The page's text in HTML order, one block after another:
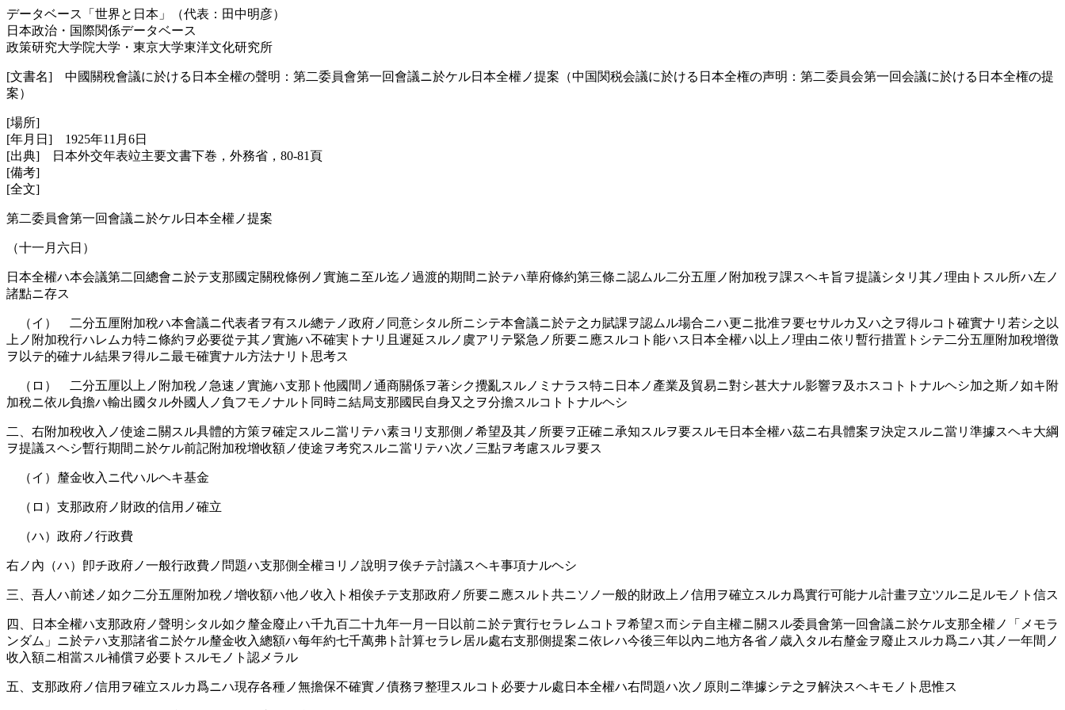
データベース「世界と日本」（代表：田中明彦）
日本政治・国際関係データベース
政策研究大学院大学・東京大学東洋文化研究所
[文書名] 中國關稅會議に於ける日本全權の聲明：第二委員會第一回會議ニ於ケル日本全權ノ提案（中国関税会議に於ける日本全権の声明：第二委員会第一回会議に於ける日本全権の提
案）
[場所]
[年月日] 1925年11月6日
[出典] 日本外交年表竝主要文書下巻，外務省，80-81頁
[備考]
[全文]
第二委員會第一回會議ニ於ケル日本全權ノ提案
（十一月六日）
日本全權ハ本会議第二回總會ニ於テ支那國定關稅條例ノ實施ニ至ル迄ノ過渡的期間ニ於テハ華府條約第三條ニ認ムル二分五厘ノ附加稅ヲ課スヘキ旨ヲ提議シタリ其ノ理由トスル所ハ左ノ
諸點ニ存ス
（イ） 二分五厘附加稅ハ本會議ニ代表者ヲ有スル總テノ政府ノ同意シタル所ニシテ本會議ニ於テ之カ賦課ヲ認ムル場合ニハ更ニ批准ヲ要セサルカ又ハ之ヲ得ルコト確實ナリ若シ之以
上ノ附加稅行ハレムカ特ニ條約ヲ必要從テ其ノ實施ハ不確実トナリ且遲延スルノ虞アリテ緊急ノ所要ニ應スルコト能ハス日本全權ハ以上ノ理由ニ依リ暫行措置トシテ二分五厘附加稅增徴
ヲ以テ的確ナル結果ヲ得ルニ最モ確實ナル方法ナリト思考ス
（ロ） 二分五厘以上ノ附加稅ノ急速ノ實施ハ支那ト他國間ノ通商關係ヲ著シク攪亂スルノミナラス特ニ日本ノ產業及貿易ニ對シ甚大ナル影響ヲ及ホスコトトナルヘシ加之斯ノ如キ附
加稅ニ依ル負擔ハ輸出國タル外國人ノ負フモノナルト同時ニ結局支那國民自身又之ヲ分擔スルコトトナルヘシ
二、右附加稅收入ノ使途ニ關スル具體的方策ヲ確定スルニ當リテハ素ヨリ支那側ノ希望及其ノ所要ヲ正確ニ承知スルヲ要スルモ日本全權ハ茲ニ右具體案ヲ決定スルニ當リ準據スヘキ大綱
ヲ提議スヘシ暫行期間ニ於ケル前記附加稅增收額ノ使途ヲ考究スルニ當リテハ次ノ三點ヲ考慮スルヲ要ス
（イ）釐金收入ニ代ハルヘキ基金
（ロ）支那政府ノ財政的信用ノ確立
（ハ）政府ノ行政費
右ノ內（ハ）卽チ政府ノ一般行政費ノ問題ハ支那側全權ヨリノ說明ヲ俟チテ討議スヘキ事項ナルヘシ
三、吾人ハ前述ノ如ク二分五厘附加稅ノ增收額ハ他ノ收入ト相俟チテ支那政府ノ所要ニ應スルト共ニソノ一般的財政上ノ信用ヲ確立スルカ爲實行可能ナル計畫ヲ立ツルニ足ルモノト信ス
四、日本全權ハ支那政府ノ聲明シタル如ク釐金廢止ハ千九百二十九年一月一日以前ニ於テ實行セラレムコトヲ希望ス而シテ自主權ニ關スル委員會第一回會議ニ於ケル支那全權ノ「メモラ
ンダム」ニ於テハ支那諸省ニ於ケル釐金收入總額ハ每年約七千萬弗ト計算セラレ居ル處右支那側提案ニ依レハ今後三年以內ニ地方各省ノ歳入タル右釐金ヲ廢止スルカ爲ニハ其ノ一年間ノ
收入額ニ相當スル補償ヲ必要トスルモノト認メラル
五、支那政府ノ信用ヲ確立スルカ爲ニハ現存各種ノ無擔保不確實ノ債務ヲ整理スルコト必要ナル處日本全權ハ右問題ハ次ノ原則ニ準據シテ之ヲ解決スヘキモノト思惟ス